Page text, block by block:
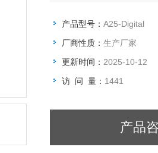
产品型号： A25-Digital
厂商性质： 生产厂家
更新时间： 2025-10-12
访 问 量： 1441
产品